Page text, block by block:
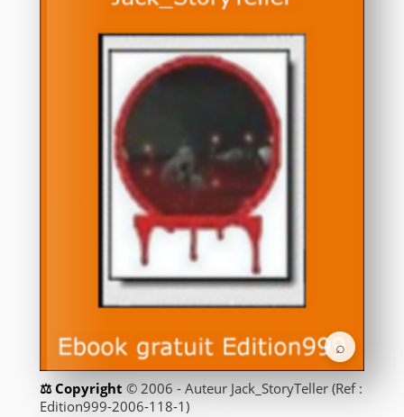
⌕
© 2006 - Auteur Jack_StoryTeller (Ref :
Edition999-2006-118-1)